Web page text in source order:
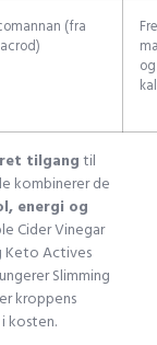
(fra
tilgangtil
kombinerer de
energi og
Cider Vinegar
Keto Actives
Slimming
kroppens
kosten.